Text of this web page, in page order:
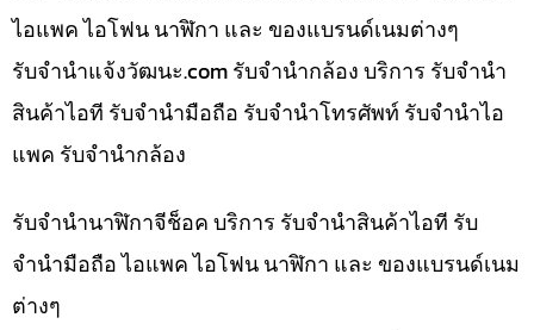
ไอแพค ไอโฟน นาฬิกา และ ของแบรนด์เนมต่างๆ
รับจํานําแจ้งวัฒนะ.com รับจำนำกล้อง บริการ รับจำนำ
สินค้าไอที รับจำนำมือถือ รับจำนำโทรศัพท์ รับจำนำไอ
แพค รับจำนำกล้อง
รับจำนำนาฬิกาจีช็อค บริการ รับจำนำสินค้าไอที รับ
จำนำมือถือ ไอแพค ไอโฟน นาฬิกา และ ของแบรนด์เนม
ต่างๆ